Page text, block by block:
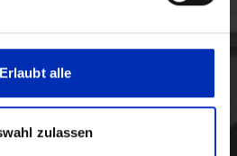
Erlaubt alle
zulassen